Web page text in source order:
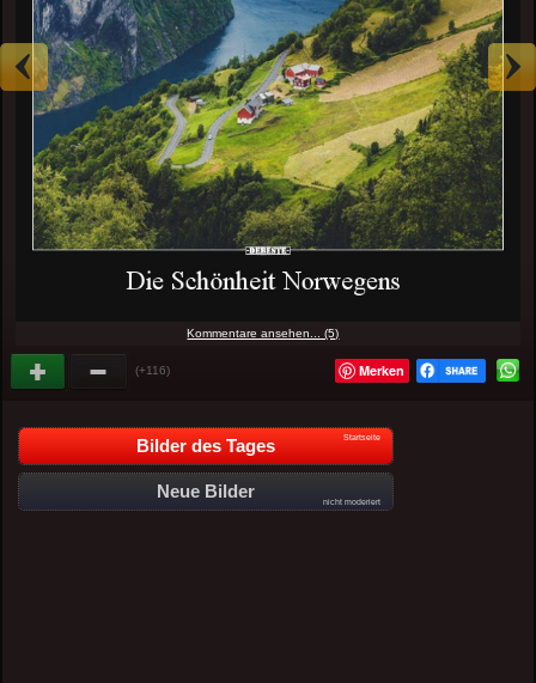
Kommentare ansehen... (5)
(+116) Merken
Bilder des Tages Startseite
Neue Bilder
nicht moderiert